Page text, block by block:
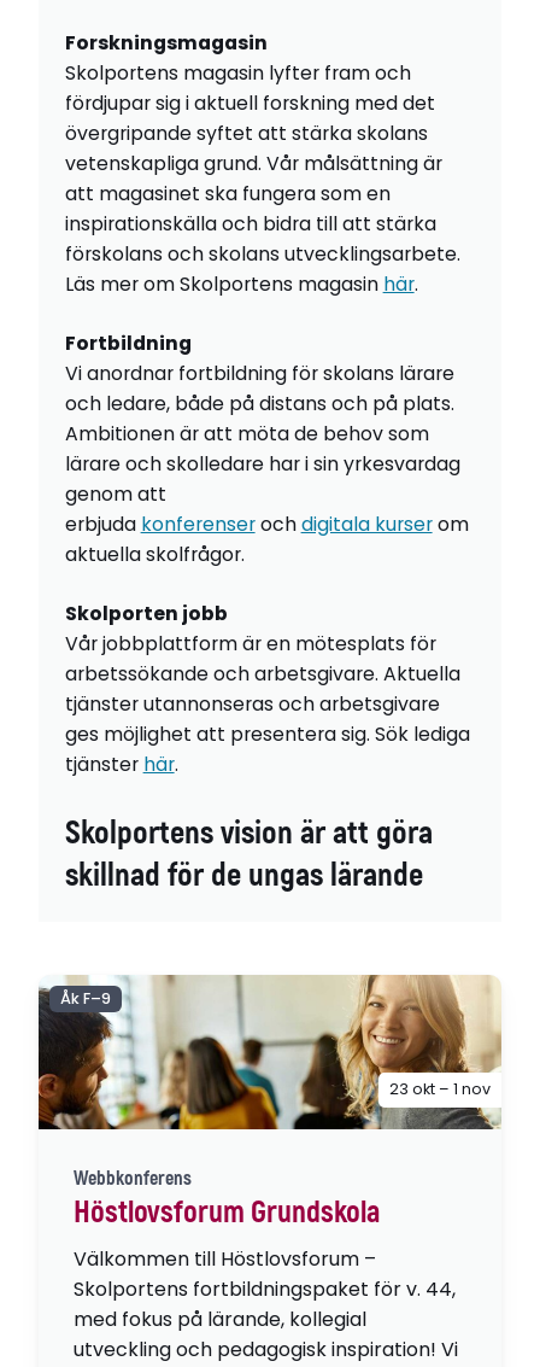
Forskningsmagasin
Skolportens magasin lyfter fram och
fördjupar sig i aktuell forskning med det
övergripande syftet att stärka skolans
vetenskapliga grund. Vår målsättning är
att magasinet ska fungera som en
inspirationskälla och bidra till att stärka
förskolans och skolans utvecklingsarbete.
Läs mer om Skolportens magasin här.
Fortbildning
Vi anordnar fortbildning för skolans lärare
och ledare, både på distans och på plats.
Ambitionen är att möta de behov som
lärare och skolledare har i sin yrkesvardag
genom att
erbjuda konferenserochdigitala kurserom
aktuella skolfrågor.
Skolporten jobb
Vår jobbplattform är en mötesplats för
arbetssökande och arbetsgivare. Aktuella
tjänster utannonseras och arbetsgivare
ges möjlighet att presentera sig. Sök lediga
tjänster här.
Skolportens vision är att göra
skillnad för de ungas lärande
Webbkonferens
Höstlovsforum Grundskola
Välkommen till Höstlovsforum –
Skolportens fortbildningspaket för v. 44,
med fokus på lärande, kollegial
utveckling och pedagogisk inspiration! Vi
Åk F–9
23 okt – 1 nov